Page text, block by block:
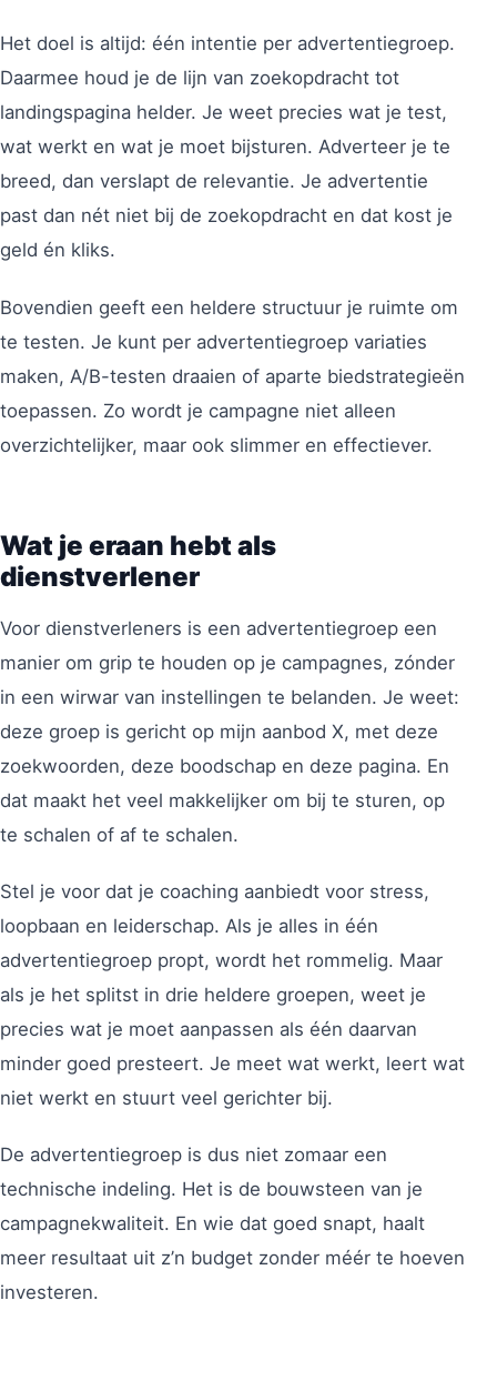
Het doel is altijd: één intentie per advertentiegroep.
Daarmee houd je de lijn van zoekopdracht tot
landingspagina helder. Je weet precies wat je test,
wat werkt en wat je moet bijsturen. Adverteer je te
breed, dan verslapt de relevantie. Je advertentie
past dan nét niet bij de zoekopdracht en dat kost je
geld én kliks.
Bovendien geeft een heldere structuur je ruimte om
te testen. Je kunt per advertentiegroep variaties
maken, A/B-testen draaien of aparte biedstrategieën
toepassen. Zo wordt je campagne niet alleen
overzichtelijker, maar ook slimmer en effectiever.
Wat je eraan hebt als
dienstverlener
Voor dienstverleners is een advertentiegroep een
manier om grip te houden op je campagnes, zónder
in een wirwar van instellingen te belanden. Je weet:
deze groep is gericht op mijn aanbod X, met deze
zoekwoorden, deze boodschap en deze pagina. En
dat maakt het veel makkelijker om bij te sturen, op
te schalen of af te schalen.
Stel je voor dat je coaching aanbiedt voor stress,
loopbaan en leiderschap. Als je alles in één
advertentiegroep propt, wordt het rommelig. Maar
als je het splitst in drie heldere groepen, weet je
precies wat je moet aanpassen als één daarvan
minder goed presteert. Je meet wat werkt, leert wat
niet werkt en stuurt veel gerichter bij.
De advertentiegroep is dus niet zomaar een
technische indeling. Het is de bouwsteen van je
campagnekwaliteit. En wie dat goed snapt, haalt
meer resultaat uit z’n budget zonder méér te hoeven
investeren.